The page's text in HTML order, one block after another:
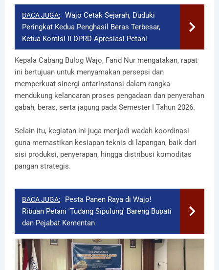
BACA JUGA:
Wajo Cetak Sejarah, Duduki
Peringkat Kedua Penghasil Beras Terbesar,
Ketua Komisi II DPRD Apresiasi Petani
Kepala Cabang Bulog Wajo, Farid Nur mengatakan, rapat
ini bertujuan untuk menyamakan persepsi dan
memperkuat sinergi antarinstansi dalam rangka
mendukung kelancaran proses pengadaan dan penyerahan
gabah, beras, serta jagung pada Semester I Tahun 2026.
Selain itu, kegiatan ini juga menjadi wadah koordinasi
guna memastikan kesiapan teknis di lapangan, baik dari
sisi produksi, penyerapan, hingga distribusi komoditas
pangan strategis.
BACA JUGA:
Pesta Panen Raya di Wajo!
Ribuan Petani 'Tudang Sipulung' Bareng Bupati
dan Pejabat Kementan